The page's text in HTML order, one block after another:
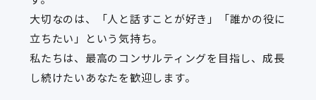
大切なのは、「人と話すことが好き」「誰かの役に
立ちたい」という気持ち。
私たちは、最高のコンサルティングを目指し、成長
し続けたいあなたを歓迎します。